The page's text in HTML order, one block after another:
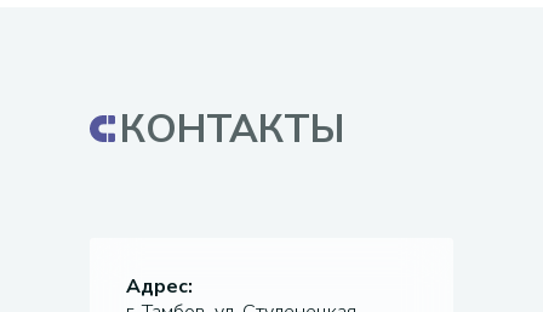
КОНТАКТЫ
Адрес: